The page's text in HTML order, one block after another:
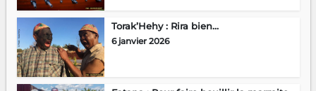
Torak’Hehy : Rira bien…
6 janvier 2026